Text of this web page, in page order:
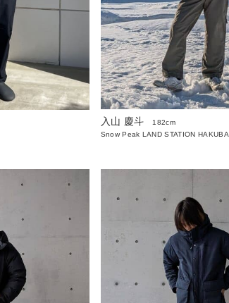
入山 慶斗
182cm
Snow Peak LAND STATION HAKUBA